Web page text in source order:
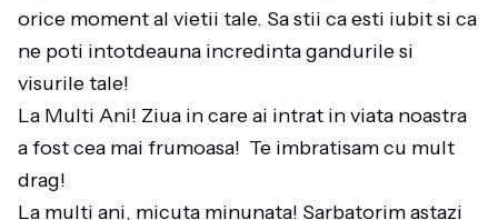
orice moment al vietii tale. Sa stii ca esti iubit si ca
ne poti intotdeauna incredinta gandurile si
visurile tale!
La Multi Ani! Ziua in care ai intrat in viata noastra
a fost cea mai frumoasa! Te imbratisam cu mult
drag!
La multi ani, micuta minunata! Sarbatorim astazi